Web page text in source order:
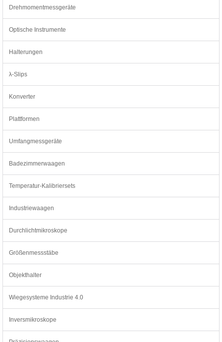
Drehmomentmessgeräte
Optische Instrumente
Halterungen
λ-Slips
Konverter
Plattformen
Umfangmessgeräte
Badezimmerwaagen
Temperatur-Kalibriersets
Industriewaagen
Durchlichtmikroskope
Größenmessstäbe
Objekthalter
Wiegesysteme Industrie 4.0
Inversmikroskope